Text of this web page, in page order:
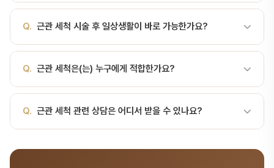
을 병행해 오염 재유입을 최소화합니다. 치관부에서 치근단 방향으로
흐름을 유도하되, 과도한 압력으로 약제가 외과적 조직으로 유출되지
내해 드립니다.
능한 항목도 있으니, 서울비디치과 상담(041-415-2892)을 통해 정
확한 비용과 보험 적용 여부를 확인하세요.
Q. 근관 세척 시술 후 일상생활이 바로 가능한가요?
시술 종류에 따라 주의사항이 다르므로, 담당 의사의 안내를 따라주세
요.
Q. 근관 세척은(는) 누구에게 적합한가요?
릅니다. 서울비디치과에서는 CT, X-ray 등 정밀 검사를 통해 최적의
치료 방법을 제안합니다.
Q. 근관 세척 관련 상담은 어디서 받을 수 있나요?